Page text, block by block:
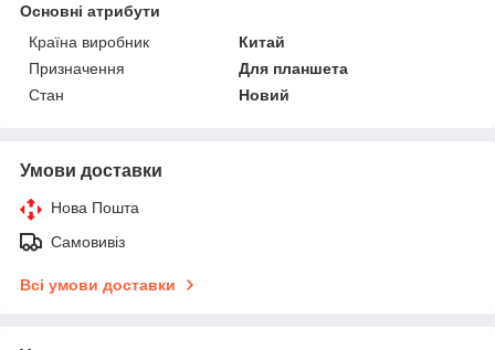
Основні атрибути
Країна виробник
Китай
Призначення
Для планшета
Стан
Новий
Умови доставки
Нова Пошта
Самовивіз
Всі умови доставки